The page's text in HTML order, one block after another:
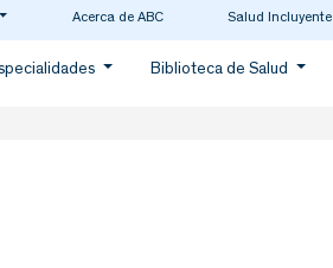
Acerca de ABC Salud Incluyente
Biblioteca de Salud